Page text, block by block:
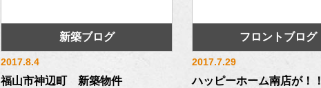
新築ブログ
2017.8.4
福山市神辺町 新築物件
フロントブログ
2017.7.29
ハッピーホーム南店が！！